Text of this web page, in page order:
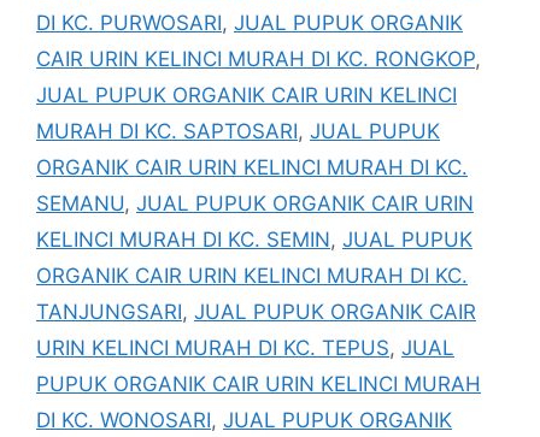
DI KC. PURWOSARI, JUAL PUPUK ORGANIK
CAIR URIN KELINCI MURAH DI KC. RONGKOP,
JUAL PUPUK ORGANIK CAIR URIN KELINCI
MURAH DI KC. SAPTOSARI, JUAL PUPUK
ORGANIK CAIR URIN KELINCI MURAH DI KC.
SEMANU, JUAL PUPUK ORGANIK CAIR URIN
KELINCI MURAH DI KC. SEMIN, JUAL PUPUK
ORGANIK CAIR URIN KELINCI MURAH DI KC.
TANJUNGSARI, JUAL PUPUK ORGANIK CAIR
URIN KELINCI MURAH DI KC. TEPUS, JUAL
PUPUK ORGANIK CAIR URIN KELINCI MURAH
DI KC. WONOSARI, JUAL PUPUK ORGANIK